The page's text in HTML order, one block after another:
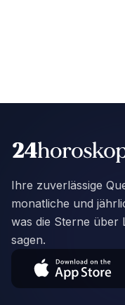
Ihre zuverlässige
monatliche und
was die Sterne über
sagen.